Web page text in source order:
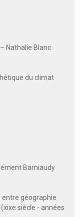
– Nathalie Blanc
du climat
Barniaudy
entre géographie
siècle - années